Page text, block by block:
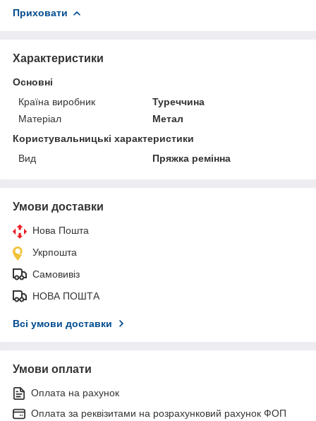
Приховати
Характеристики
Основні
Країна виробник
Туреччина
Матеріал
Метал
Користувальницькі характеристики
Вид
Пряжка ремінна
Умови доставки
Нова Пошта
Укрпошта
Самовивіз
НОВА ПОШТА
Всі умови доставки
Умови оплати
Оплата на рахунок
Оплата за реквізитами на розрахунковий рахунок ФОП